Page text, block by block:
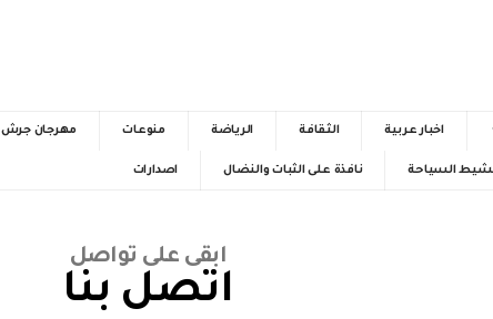
اخبار عربية الثقافة الرياضة منوعات مهرجان جرش 2026
السياحة نافذة على الثبات والنضال اصدارات
ابقى على تواصل
اتصل بنا